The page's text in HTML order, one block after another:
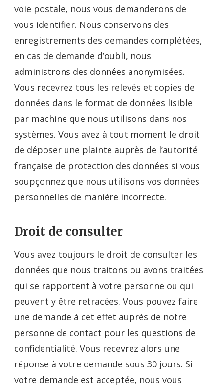
voie postale, nous vous demanderons de
vous identifier. Nous conservons des
enregistrements des demandes complétées,
en cas de demande d’oubli, nous
administrons des données anonymisées.
Vous recevrez tous les relevés et copies de
données dans le format de données lisible
par machine que nous utilisons dans nos
systèmes. Vous avez à tout moment le droit
de déposer une plainte auprès de l’autorité
française de protection des données si vous
soupçonnez que nous utilisons vos données
personnelles de manière incorrecte.
Droit de consulter
Vous avez toujours le droit de consulter les
données que nous traitons ou avons traitées
qui se rapportent à votre personne ou qui
peuvent y être retracées. Vous pouvez faire
une demande à cet effet auprès de notre
personne de contact pour les questions de
confidentialité. Vous recevrez alors une
réponse à votre demande sous 30 jours. Si
votre demande est acceptée, nous vous